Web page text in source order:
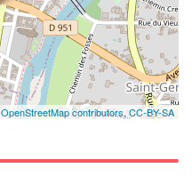
OpenStreetMap contributors,CC-BY-SA